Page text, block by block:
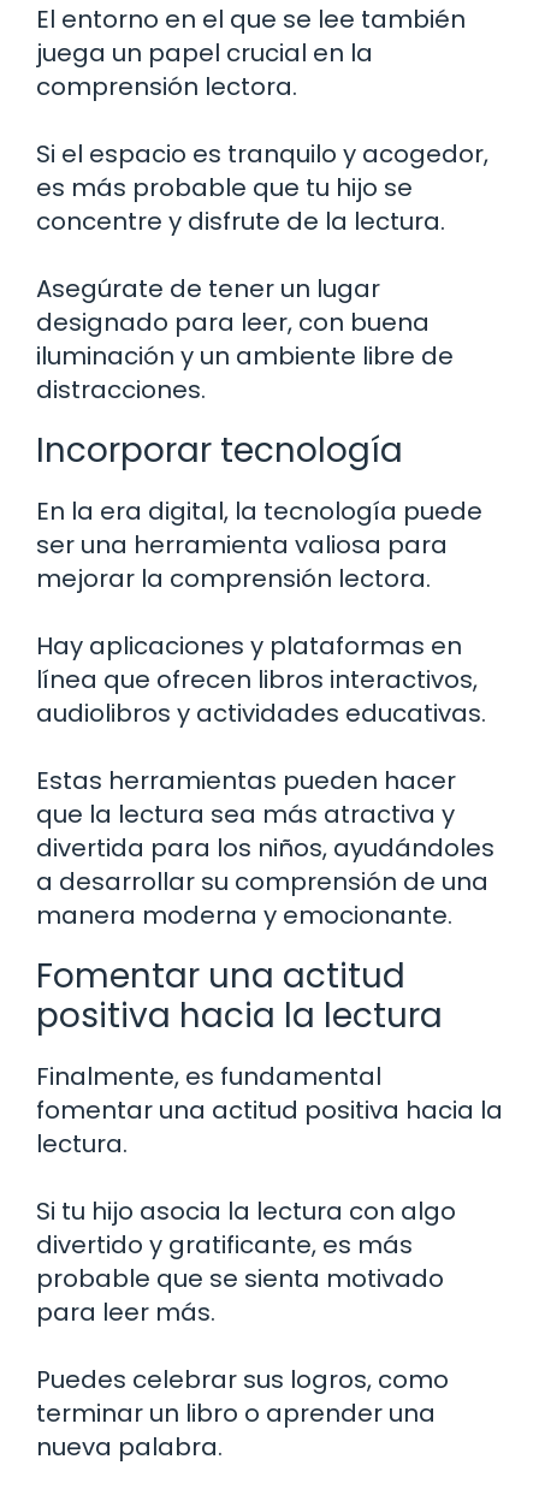
El entorno en el que se lee también
juega un papel crucial en la
comprensión lectora.
Si el espacio es tranquilo y acogedor,
es más probable que tu hijo se
concentre y disfrute de la lectura.
Asegúrate de tener un lugar
designado para leer, con buena
iluminación y un ambiente libre de
distracciones.
Incorporar tecnología
En la era digital, la tecnología puede
ser una herramienta valiosa para
mejorar la comprensión lectora.
Hay aplicaciones y plataformas en
línea que ofrecen libros interactivos,
audiolibros y actividades educativas.
Estas herramientas pueden hacer
que la lectura sea más atractiva y
divertida para los niños, ayudándoles
a desarrollar su comprensión de una
manera moderna y emocionante.
Fomentar una actitud
positiva hacia la lectura
Finalmente, es fundamental
fomentar una actitud positiva hacia la
lectura.
Si tu hijo asocia la lectura con algo
divertido y gratificante, es más
probable que se sienta motivado
para leer más.
Puedes celebrar sus logros, como
terminar un libro o aprender una
nueva palabra.